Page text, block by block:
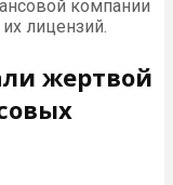
компании
лицензий.
жертвой